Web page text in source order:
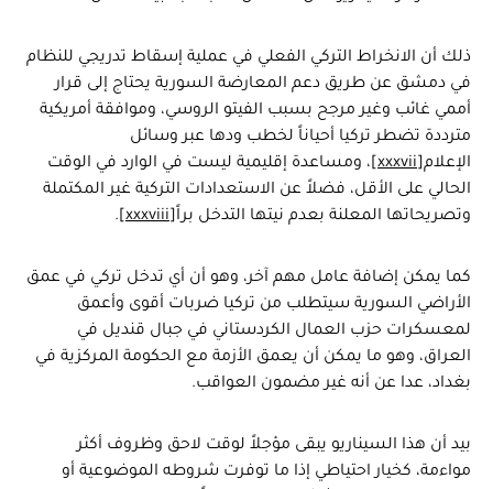
ذلك أن الانخراط التركي الفعلي في عملية إسقاط تدريجي للنظام
في دمشق عن طريق دعم المعارضة السورية يحتاج إلى قرار
أممي غائب وغير مرجح بسبب الفيتو الروسي، وموافقة أمريكية
مترددة تضطر تركيا أحياناً لخطب ودها عبر وسائل
الإعلام[xxxvii]
، ومساعدة إقليمية ليست في الوارد في الوقت
الحالي على الأقل، فضلاً عن الاستعدادات التركية غير المكتملة
وتصريحاتها المعلنة بعدم نيتها التدخل براً[xxxviii]
.
كما يمكن إضافة عامل مهم آخر، وهو أن أي تدخل تركي في عمق
الأراضي السورية سيتطلب من تركيا ضربات أقوى وأعمق
لمعسكرات حزب العمال الكردستاني في جبال قنديل في
العراق، وهو ما يمكن أن يعمق الأزمة مع الحكومة المركزية في
بغداد، عدا عن أنه غير مضمون العواقب.
بيد أن هذا السيناريو يبقى مؤجلاً لوقت لاحق وظروف أكثر
مواءمة، كخيار احتياطي إذا ما توفرت شروطه الموضوعية أو